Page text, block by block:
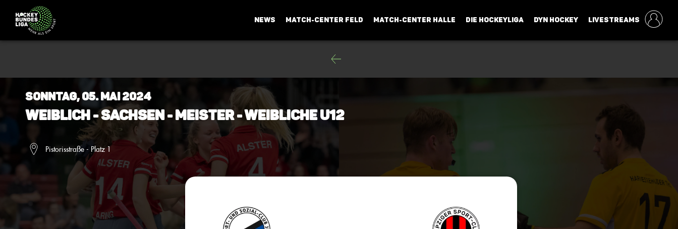
NEWS MATCH-CENTER FELD MATCH-CENTER HALLE DIE HOCKEYLIGA DYN HOCKEY LIVESTREAMS
Sonntag, 05. Mai 2024
Weiblich - Sachsen - Meister - weibliche U12
Pistorisstraße - Platz 1